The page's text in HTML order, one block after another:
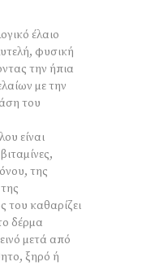
έλαιο
φυσική
την ήπια
με την
του
είναι
της
του καθαρίζει
δέρμα
μετά από
ξηρό ή